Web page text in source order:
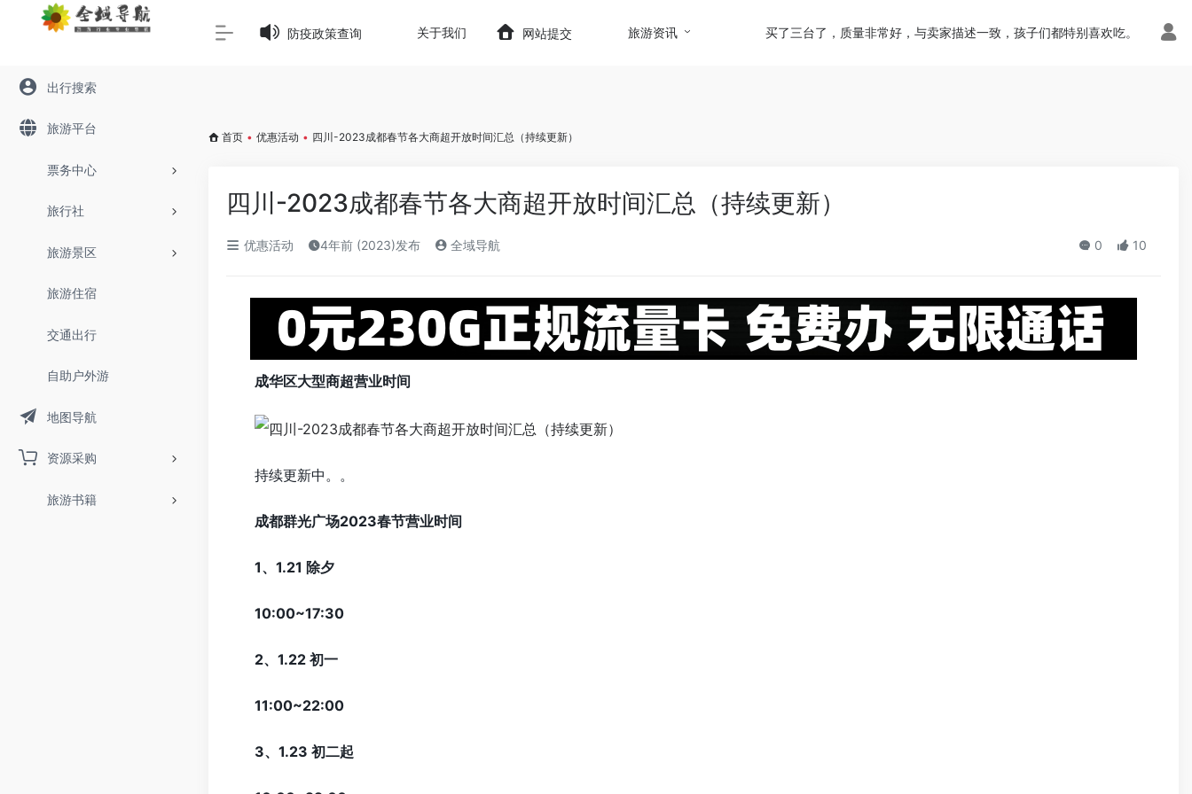
Warning: Array to string conversion in/www/wwwroot/645t.com/wp-content/themes/onenav/inc/wp-optimization.php on line113
出行搜索
旅游平台
票务中心
旅行社
旅游景区
旅游住宿
交通出行
自助户外游
地图导航
资源采购
旅游书籍
防疫政策查询 关于我们 网站提交 旅游资讯 买了三台了，质量非常好，与卖家描述一致，孩子们都特别喜欢吃。
首页 • 优惠活动 • 四川-2023成都春节各大商超开放时间汇总（持续更新）
四川-2023成都春节各大商超开放时间汇总（持续更新）
优惠活动 4年前 (2023)发布 全域导航 0 10
成华区大型商超营业时间
持续更新中。。
成都群光广场2023春节营业时间
1、1.21 除夕
10:00~17:30
2、1.22 初一
11:00~22:00
3、1.23 初二起